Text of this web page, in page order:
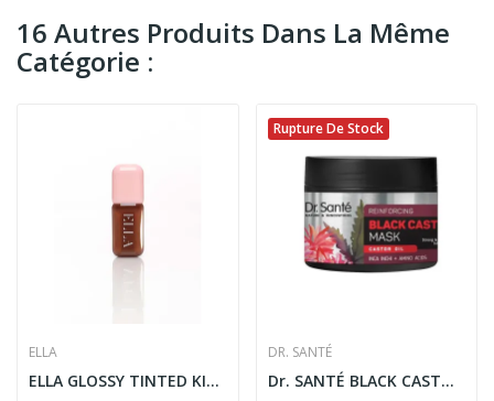
16 Autres Produits Dans La Même
Catégorie :
ELLA
ELLA GLOSSY TINTED KISS HUILE GLOSS & SOIN...
Rupture De Stock
DR. SANTÉ
Dr. SANTÉ BLACK CASTOR OIL MASQUE CAPILLAIRE...